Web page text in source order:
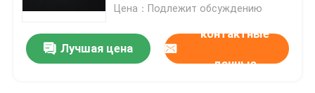
Цена：Подлежит обсуждению
Лучшая цена
контактные
данные